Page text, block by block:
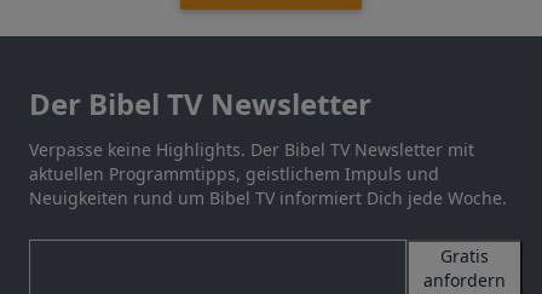
Der Bibel TV Newsletter
Verpasse keine Highlights. Der Bibel TV Newsletter mit
aktuellen Programmtipps, geistlichem Impuls und
Neuigkeiten rund um Bibel TV informiert Dich jede Woche.
Gratis
anfordern